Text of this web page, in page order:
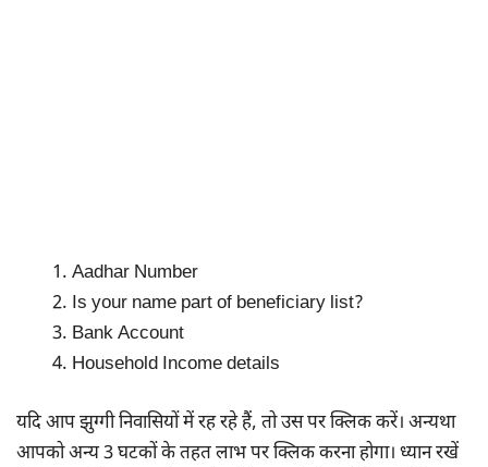
Aadhar Number
Is your name part of beneficiary list?
Bank Account
Household Income details
यदि आप झुग्गी निवासियों में रह रहे हैं, तो उस पर क्लिक करें। अन्यथा
आपको अन्य 3 घटकों के तहत लाभ पर क्लिक करना होगा। ध्यान रखें